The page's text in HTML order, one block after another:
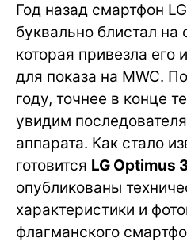
Год назад смартфон
буквально блистал на
которая привезла его
для показа на MWC.
году, точнее в конце
увидим
аппарата. Как стало
готовится LG Optimus
опубликованы
характеристики и
флагманского